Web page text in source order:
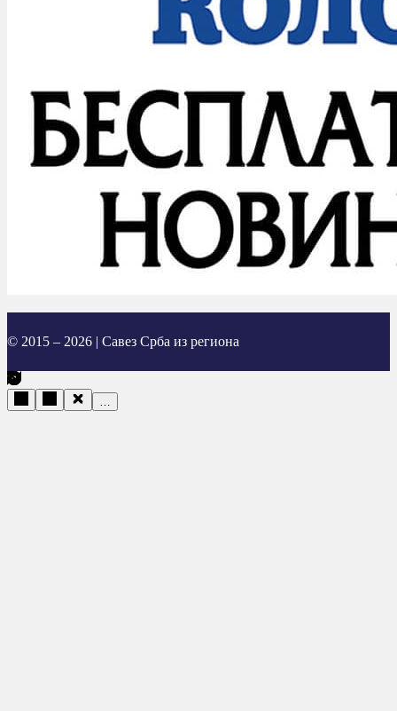
© 2015 – 2026 | Савез Срба из региона